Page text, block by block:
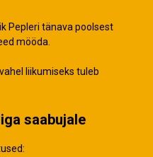
Pepleri tänava poolsest
mööda.
liikumiseks tuleb
saabujale